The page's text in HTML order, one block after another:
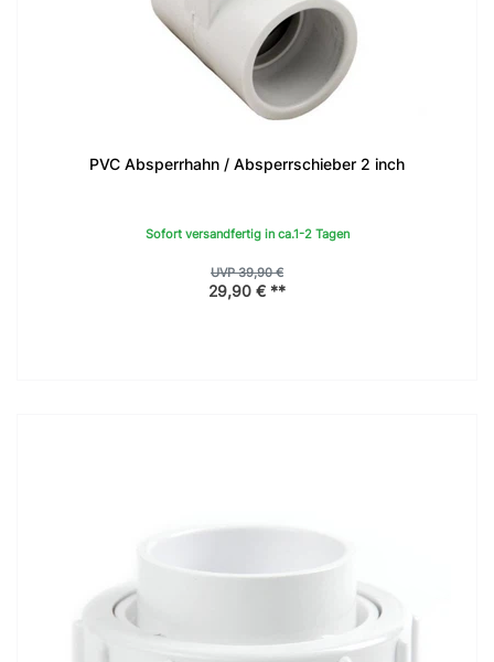
PVC Absperrhahn / Absperrschieber 2 inch
Sofort versandfertig in ca.1-2 Tagen
UVP 39,90 €
29,90 € **